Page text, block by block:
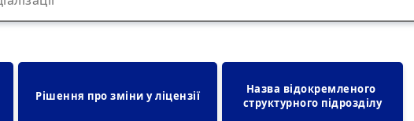
Рішення про зміни у ліцензії
Назва відокремленого
структурного підрозділу